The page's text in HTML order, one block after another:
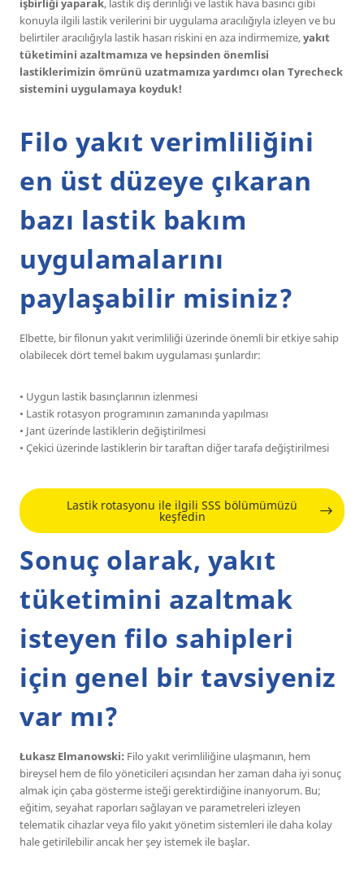
işbirliği yaparak, lastik diş derinliği ve lastik hava basıncı gibi
konuyla ilgili lastik verilerini bir uygulama aracılığıyla izleyen ve bu
belirtiler aracılığıyla lastik hasarı riskini en aza indirmemize,yakıt
tüketimini azaltmamıza ve hepsinden önemlisi
lastiklerimizin ömrünü uzatmamıza yardımcı olan Tyrecheck
sistemini uygulamaya koyduk!
Filo yakıt verimliliğini
en üst düzeye çıkaran
bazı lastik bakım
uygulamalarını
paylaşabilir misiniz?
Elbette, bir filonun yakıt verimliliği üzerinde önemli bir etkiye sahip
olabilecek dört temel bakım uygulaması şunlardır:
• Uygun lastik basınçlarının izlenmesi
• Lastik rotasyon programının zamanında yapılması
• Jant üzerinde lastiklerin değiştirilmesi
• Çekici üzerinde lastiklerin bir taraftan diğer tarafa değiştirilmesi
Lastik rotasyonu ile ilgili SSS bölümümüzü
keşfedin
Sonuç olarak, yakıt
tüketimini azaltmak
isteyen filo sahipleri
için genel bir tavsiyeniz
var mı?
Łukasz Elmanowski: Filo yakıt verimliliğine ulaşmanın, hem
bireysel hem de filo yöneticileri açısından her zaman daha iyi sonuç
almak için çaba gösterme isteği gerektirdiğine inanıyorum. Bu;
eğitim, seyahat raporları sağlayan ve parametreleri izleyen
telematik cihazlar veya filo yakıt yönetim sistemleri ile daha kolay
hale getirilebilir ancak her şey istemek ile başlar.